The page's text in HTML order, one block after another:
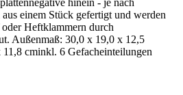
einem Stück gefertigt und werden
Heftklammern durch
Außenmaß: 30,0 x 19,0 x 12,5
cminkl. 6 Gefacheinteilungen